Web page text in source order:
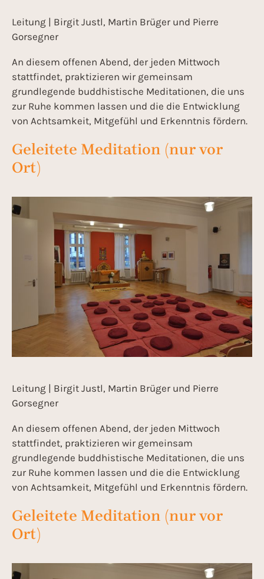
Leitung | Birgit Justl, Martin Brüger und Pierre
Gorsegner
An diesem offenen Abend, der jeden Mittwoch
stattfindet, praktizieren wir gemeinsam
grundlegende buddhistische Meditationen, die uns
zur Ruhe kommen lassen und die die Entwicklung
von Achtsamkeit, Mitgefühl und Erkenntnis fördern.
Geleitete Meditation (nur vor
Ort)
Leitung | Birgit Justl, Martin Brüger und Pierre
Gorsegner
An diesem offenen Abend, der jeden Mittwoch
stattfindet, praktizieren wir gemeinsam
grundlegende buddhistische Meditationen, die uns
zur Ruhe kommen lassen und die die Entwicklung
von Achtsamkeit, Mitgefühl und Erkenntnis fördern.
Geleitete Meditation (nur vor
Ort)